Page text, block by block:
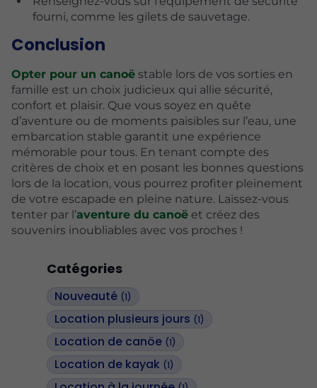
Catégories
Nouveauté (1)
Location plusieurs jours (1)
Location de canöe (1)
Location de kayak (1)
fourni, comme les gilets de sauvetage.
Conclusion
Opter pour un canoë stable lors de vos sorties en
famille est un choix judicieux qui allie sécurité,
confort et plaisir. Que vous soyez en quête
d’aventure ou de moments paisibles sur l’eau, une
embarcation stable garantit une expérience
mémorable pour tous. En tenant compte des
critères de choix et en posant les bonnes questions
lors de la location, vous pourrez profiter pleinement
de votre escapade en pleine nature. Laissez-vous
tenter par l’aventure du canoë et créez des
souvenirs inoubliables avec vos proches !